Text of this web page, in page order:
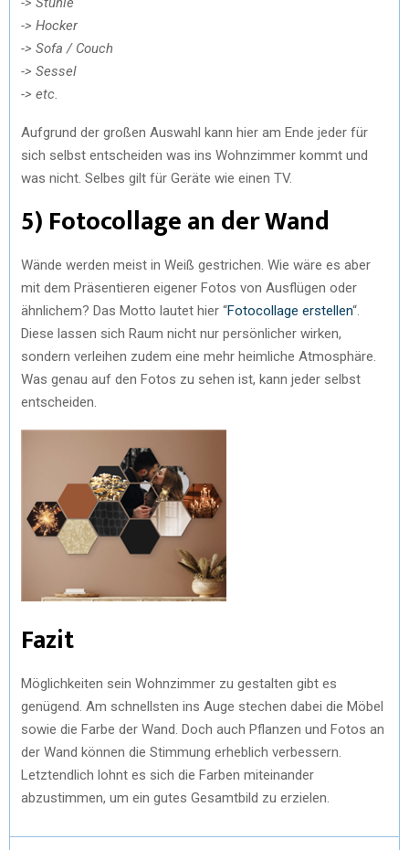
-> Hocker
-> Sofa / Couch
-> Sessel
-> etc.
Aufgrund der großen Auswahl kann hier am Ende jeder für
sich selbst entscheiden was ins Wohnzimmer kommt und
was nicht. Selbes gilt für Geräte wie einen TV.
5) Fotocollage an der Wand
Wände werden meist in Weiß gestrichen. Wie wäre es aber
mit dem Präsentieren eigener Fotos von Ausflügen oder
ähnlichem? Das Motto lautet hier “Fotocollage erstellen“.
Diese lassen sich Raum nicht nur persönlicher wirken,
sondern verleihen zudem eine mehr heimliche Atmosphäre.
Was genau auf den Fotos zu sehen ist, kann jeder selbst
entscheiden.
Fazit
Möglichkeiten sein Wohnzimmer zu gestalten gibt es
genügend. Am schnellsten ins Auge stechen dabei die Möbel
sowie die Farbe der Wand. Doch auch Pflanzen und Fotos an
der Wand können die Stimmung erheblich verbessern.
Letztendlich lohnt es sich die Farben miteinander
abzustimmen, um ein gutes Gesamtbild zu erzielen.